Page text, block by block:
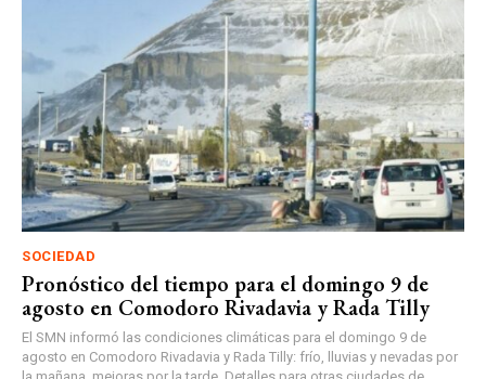
SOCIEDAD
Pronóstico del tiempo para el domingo 9 de
agosto en Comodoro Rivadavia y Rada Tilly
El SMN informó las condiciones climáticas para el domingo 9 de
agosto en Comodoro Rivadavia y Rada Tilly: frío, lluvias y nevadas por